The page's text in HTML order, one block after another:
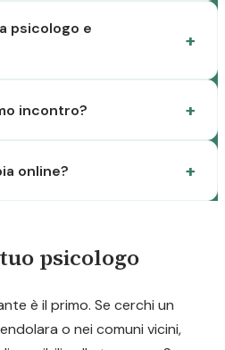
psicologo e
incontro?
online?
psicologo
è il primo. Se cerchi un
o nei comuni vicini,